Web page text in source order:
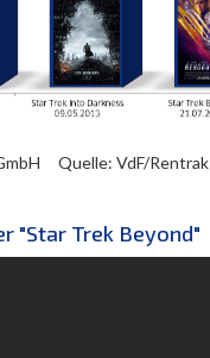
Quelle: VdF/Rentrak
"Star Trek Beyond"